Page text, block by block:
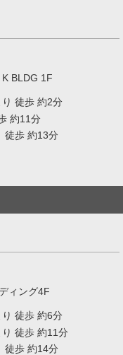
BLDG 1F
徒歩 約2分
約11分
徒歩 約13分
ィング4F
徒歩 約6分
徒歩 約11分
徒歩 約14分